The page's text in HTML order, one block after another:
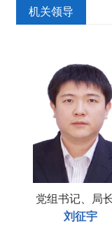
机关领导
党组书记、局
刘征宇